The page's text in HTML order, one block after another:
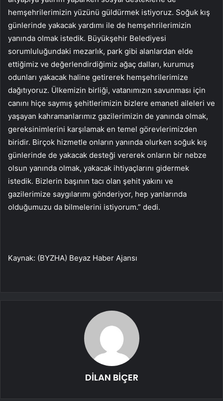
hemşehrilerimizin yüzünü güldürmek istiyoruz. Soğuk kış
günlerinde yakacak yardımı ile de hemşehrilerimizin
yanında olmak istedik. Büyükşehir Belediyesi
sorumluluğundaki mezarlık, park gibi alanlardan elde
ettiğimiz ve değerlendirdiğimiz ağaç dalları, kurumuş
odunları yakacak haline getirerek hemşehrilerimize
dağıtıyoruz. Ülkemizin birliği, vatanımızın savunması için
canını hiçe saymış şehitlerimizin bizlere emaneti aileleri ve
yaşayan kahramanlarımız gazilerimizin de yanında olmak,
gereksinimlerini karşılamak en temel görevlerimizden
biridir. Birçok hizmetle onların yanında olurken soğuk kış
günlerinde de yakacak desteği vererek onların bir nebze
olsun yanında olmak, yakacak ihtiyaçlarını gidermek
istedik. Bizlerin başının tacı olan şehit yakını ve
gazilerimize saygılarımı gönderiyor, hep yanlarında
olduğumuzu da bilmelerini istiyorum.” dedi.
Kaynak: (BYZHA) Beyaz Haber Ajansı
DİLAN BİÇER